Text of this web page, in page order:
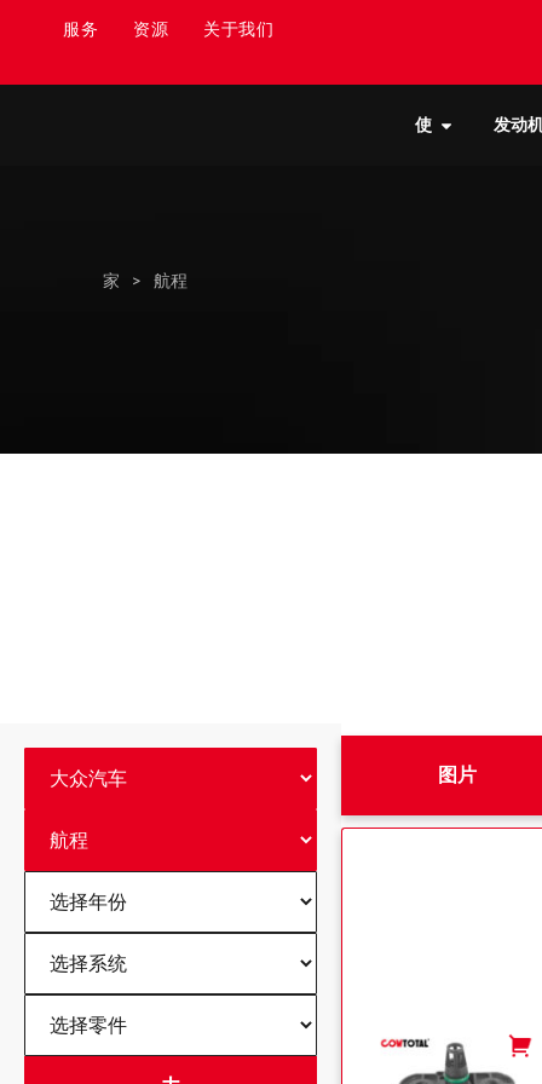
服务 资源 关于我们
使 发动
家 > 航程
图片
-